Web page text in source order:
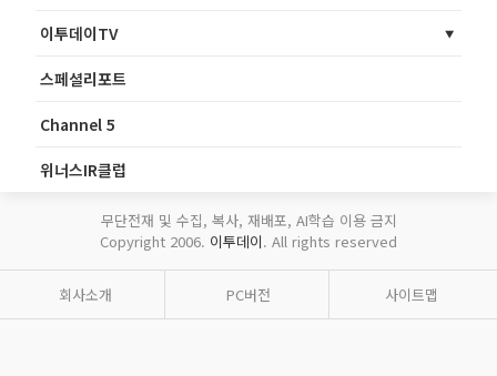
이투데이TV
스페셜리포트
Channel 5
위너스IR클럽
무단전재 및 수집, 복사, 재배포, AI학습 이용 금지
Copyright 2006. 이투데이. All rights reserved
회사소개 PC버전 사이트맵